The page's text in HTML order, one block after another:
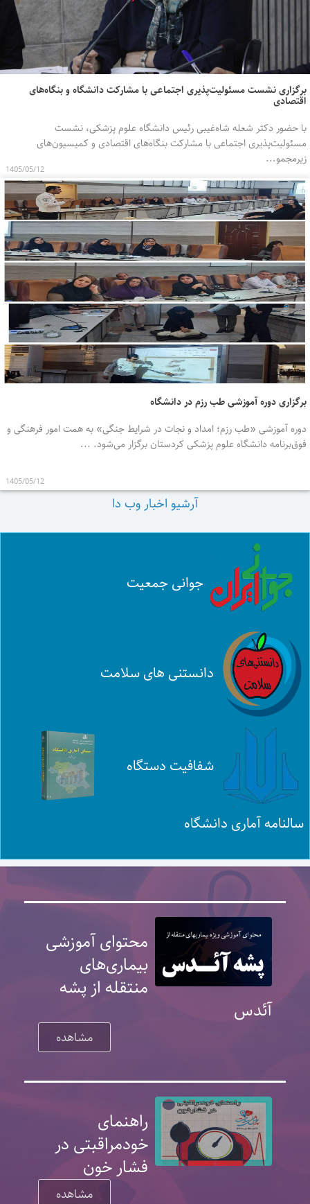
برگزاری نشست مسئولیت‌پذیری اجتماعی با مشارکت دانشگاه و بنگاه‌های
اقتصادی
با حضور دکتر شعله شاه‌غیبی رئیس دانشگاه علوم پزشکی، نشست
مسئولیت‌پذیری اجتماعی با مشارکت بنگاه‌های اقتصادی و کمیسیون‌های
زیرمجمو...
1405/05/12
برگزاری دوره آموزشی طب رزم در دانشگاه
دوره آموزشی «طب رزم؛ امداد و نجات در شرایط جنگی» به همت امور فرهنگی و
فوق‌برنامه دانشگاه علوم پزشکی کردستان برگزار می‌شود. ...
1405/05/12
آرشیو اخبار وب دا
جوانی جمعیت
دانستنی های سلامت
شفافیت دستگاه
سالنامه آماری دانشگاه
محتوای آموزشی
بیماری‌های
منتقله از پشه
آئدس
مشاهده
راهنمای
خودمراقبتی در
فشار خون
مشاهده